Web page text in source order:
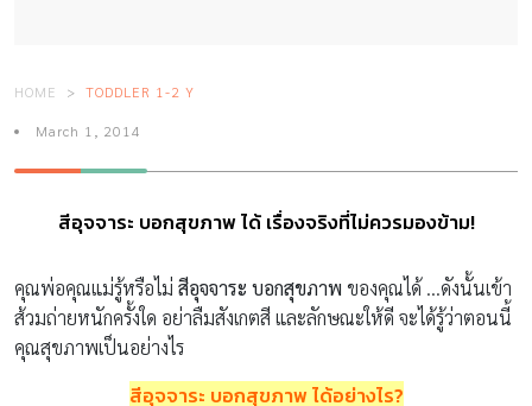
HOME TODDLER 1-2 Y
March 1, 2014
สีอุจจาระ บอกสุขภาพ ได้ เรื่องจริงที่ไม่ควรมองข้าม!
คุณพ่อคุณแม่รู้หรือไม่ สีอุจจาระ บอกสุขภาพ ของคุณได้ …ดังนั้นเข้า
ส้วมถ่ายหนักครั้งใด อย่าลืมสังเกตสี และลักษณะให้ดี จะได้รู้ว่าตอนนี้
คุณสุขภาพเป็นอย่างไร
สีอุจจาระ บอกสุขภาพ ได้อย่างไร?